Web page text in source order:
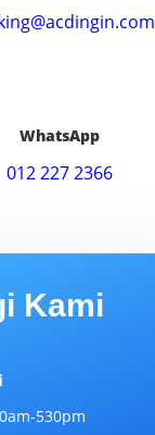
WhatsApp
012 227 2366
Kami
530pm